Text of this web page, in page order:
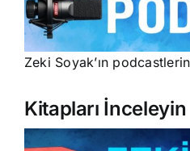
Zeki Soyak’ın
Kitapları İnceleyin